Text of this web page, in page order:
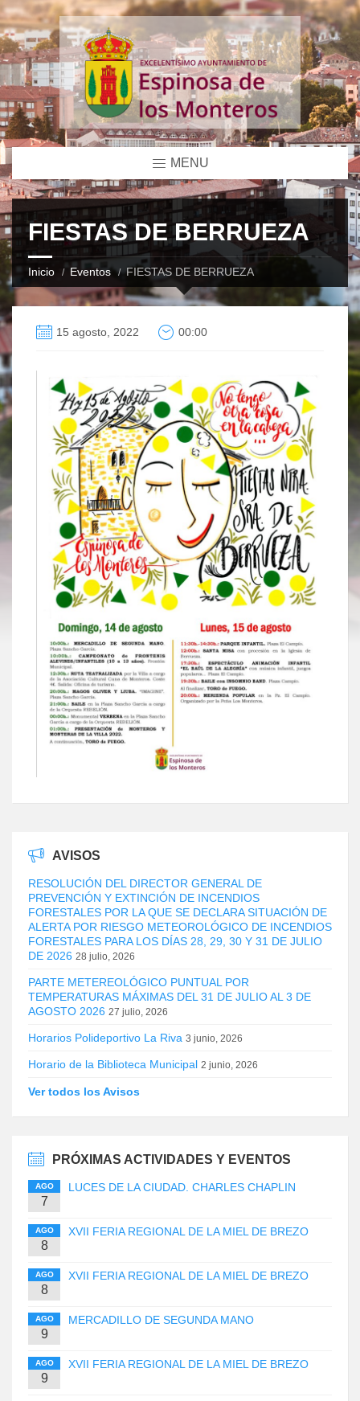
MENU
FIESTAS DE BERRUEZA
Inicio Eventos FIESTAS DE BERRUEZA
15 agosto, 2022 00:00
AVISOS
RESOLUCIÓN DEL DIRECTOR GENERAL DE
PREVENCIÓN Y EXTINCIÓN DE INCENDIOS
FORESTALES POR LA QUE SE DECLARA SITUACIÓN DE
ALERTA POR RIESGO METEOROLÓGICO DE INCENDIOS
FORESTALES PARA LOS DÍAS 28, 29, 30 Y 31 DE JULIO
DE 2026 28 julio, 2026
PARTE METEREOLÓGICO PUNTUAL POR
TEMPERATURAS MÁXIMAS DEL 31 DE JULIO AL 3 DE
AGOSTO 2026 27 julio, 2026
Horarios Polideportivo La Riva 3 junio, 2026
Horario de la Biblioteca Municipal 2 junio, 2026
Ver todos los Avisos
PRÓXIMAS ACTIVIDADES Y EVENTOS
AGO
7
LUCES DE LA CIUDAD. CHARLES CHAPLIN
AGO
8
XVII FERIA REGIONAL DE LA MIEL DE BREZO
AGO
8
XVII FERIA REGIONAL DE LA MIEL DE BREZO
AGO
9
MERCADILLO DE SEGUNDA MANO
AGO
9
XVII FERIA REGIONAL DE LA MIEL DE BREZO